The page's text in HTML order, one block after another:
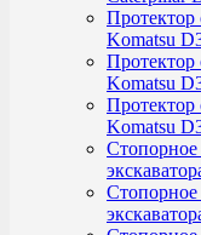
Протектор
Komatsu
Протектор
Komatsu
Протектор
Komatsu
Стопорное
Стопорное